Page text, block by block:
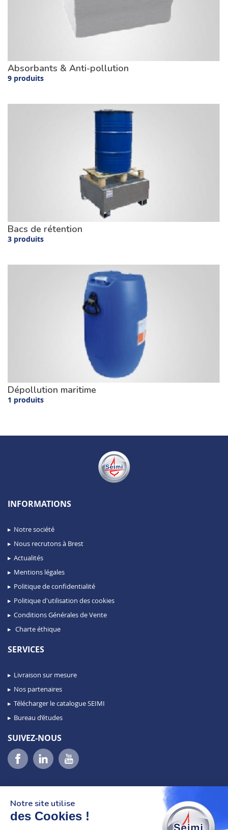
Absorbants & Anti-pollution
9 produits
Bacs de rétention
3 produits
Dépollution maritime
1 produits
INFORMATIONS
Notre société
Nous recrutons à Brest
Actualités
Mentions légales
Politique de confidentialité
Politique d'utilisation des cookies
Conditions Générales de Vente
Charte éthique
SERVICES
Livraison sur mesure
Nos partenaires
Télécharger le catalogue SEIMI
Bureau d’études
SUIVEZ-NOUS
Notre site utilise
des Cookies !